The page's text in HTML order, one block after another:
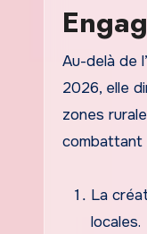
Au-delà de
2026, elle
zones
combattant
La
locales.